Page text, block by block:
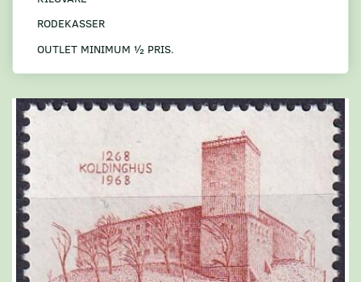
RODEKASSER
OUTLET MINIMUM ½ PRIS.